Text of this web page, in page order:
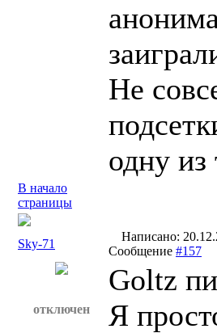
Не
одну из
В начало
страницы
Sky-71
Написано:
Сообщение #157
отключен
Goltz
Я